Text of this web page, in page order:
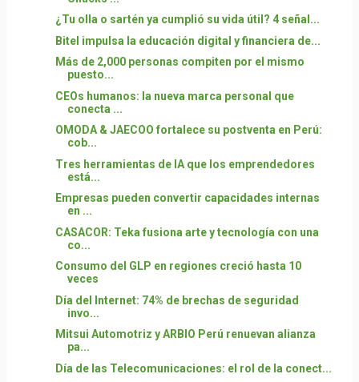
¿Tu olla o sartén ya cumplió su vida útil? 4 señal...
Bitel impulsa la educación digital y financiera de...
Más de 2,000 personas compiten por el mismo
puesto...
CEOs humanos: la nueva marca personal que
conecta ...
OMODA & JAECOO fortalece su postventa en Perú:
cob...
Tres herramientas de IA que los emprendedores
está...
Empresas pueden convertir capacidades internas
en ...
CASACOR: Teka fusiona arte y tecnología con una
co...
Consumo del GLP en regiones creció hasta 10
veces
Día del Internet: 74% de brechas de seguridad
invo...
Mitsui Automotriz y ARBIO Perú renuevan alianza
pa...
Día de las Telecomunicaciones: el rol de la conect...